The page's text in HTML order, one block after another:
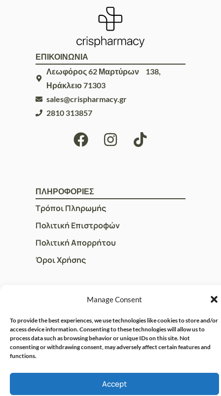
Manage Consent
To provide the best experiences, we use technologies like cookies to store and/or
access device information. Consenting to these technologies will allow us to
process data such as browsing behavior or unique IDs on this site. Not
consenting or withdrawing consent, may adversely affect certain features and
functions.
Accept
ΕΠΙΚΟΙΝΩΝΙΑ
Λεωφόρος 62 Μαρτύρων 138,
Ηράκλειο 71303
sales@crispharmacy.gr
2810 313857
ΠΛΗΡΟΦΟΡΙΕΣ
Τρόποι Πληρωμής
Πολιτική Επιστροφών
Πολιτική Απορρήτου
Όροι Χρήσης
ΓΡΗΓΟΡOI ΣΥΝΔΕΣΜΟΙ
Η Ομάδα μας
Επικοινωνία